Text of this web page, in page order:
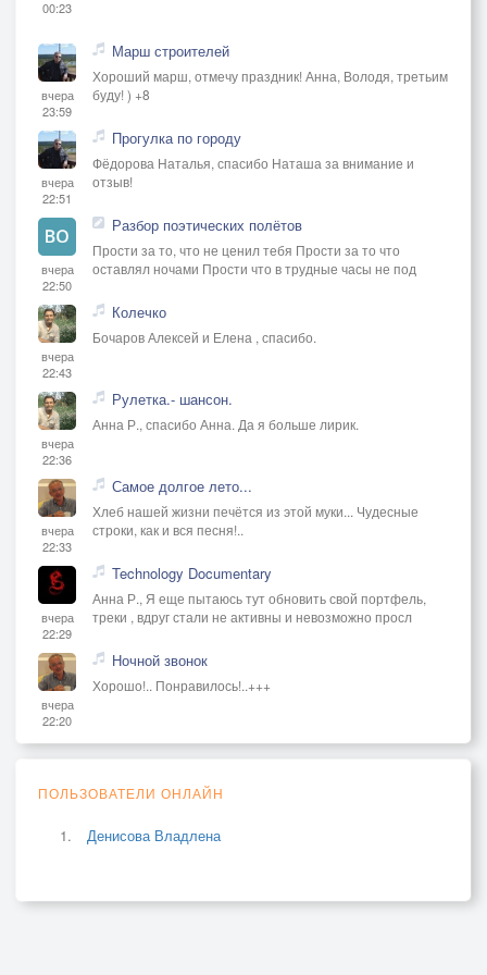
00:23
вчера
23:59
Марш строителей
Хороший марш, отмечу праздник! Анна, Володя, третьим
буду! ) +8
вчера
22:51
Прогулка по городу
Фёдорова Наталья, спасибо Наташа за внимание и
отзыв!
вчера
22:50
Разбор поэтических полётов
Прости за то, что не ценил тебя Прости за то что
оставлял ночами Прости что в трудные часы не под
вчера
22:43
Колечко
Бочаров Алексей и Елена , спасибо.
вчера
22:36
Рулетка.- шансон.
Анна Р., спасибо Анна. Да я больше лирик.
вчера
22:33
Самое долгое лето...
Хлеб нашей жизни печётся из этой муки... Чудесные
строки, как и вся песня!..
вчера
22:29
Technology Documentary
Анна Р., Я еще пытаюсь тут обновить свой портфель,
треки , вдруг стали не активны и невозможно просл
вчера
22:20
Ночной звонок
Хорошо!.. Понравилось!..+++
ПОЛЬЗОВАТЕЛИ ОНЛАЙН
Денисова Владлена